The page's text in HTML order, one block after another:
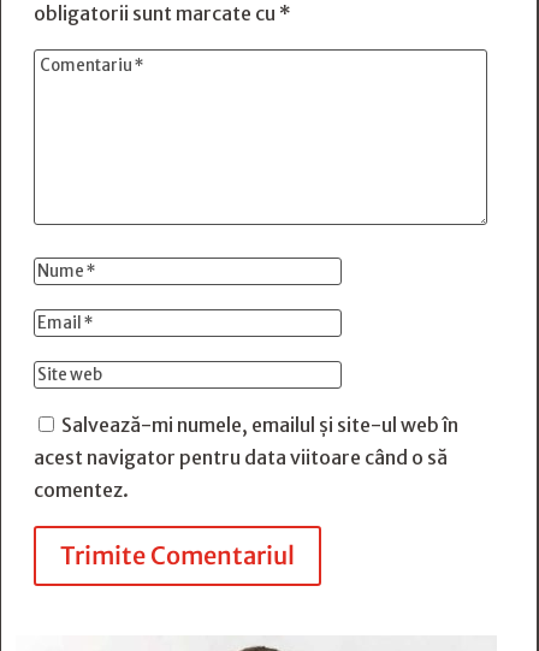
obligatorii sunt marcate cu *
Salvează-mi numele, emailul și site-ul web în
acest navigator pentru data viitoare când o să
comentez.
Trimite Comentariul